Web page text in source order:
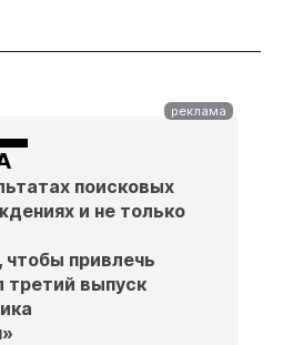
поисковых
и не только
привлечь
третий выпуск